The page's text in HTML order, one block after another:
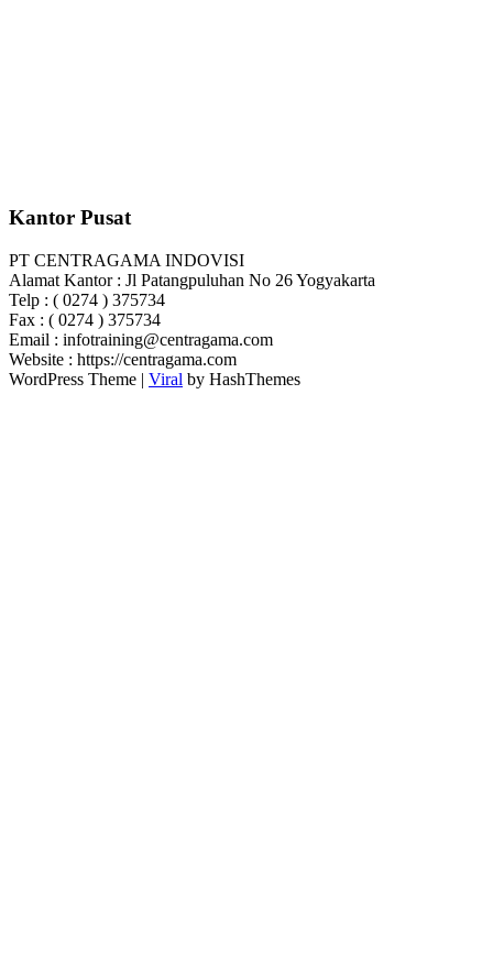
Kantor Pusat
PT CENTRAGAMA INDOVISI
Alamat Kantor : Jl Patangpuluhan No 26 Yogyakarta
Telp : ( 0274 ) 375734
Fax : ( 0274 ) 375734
Email : infotraining@centragama.com
Website : https://centragama.com
WordPress Theme | Viral by HashThemes